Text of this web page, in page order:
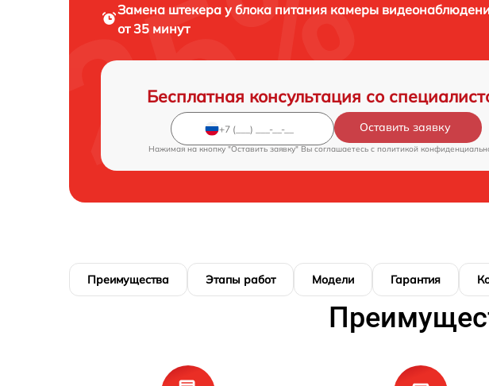
Замена штекера у блока питания камеры
от 35 минут
Бесплатная консультация со
Оставить заявку
Нажимая на кнопку "Оставить заявку" Вы соглашаетесь c политикой
Преимущества Этапы работ Модели Гарантия